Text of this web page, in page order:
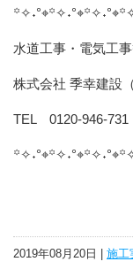
水道工事・電気工
株式会社 季幸建設
TEL 0120-946-731
2019年08月20日 | 施工